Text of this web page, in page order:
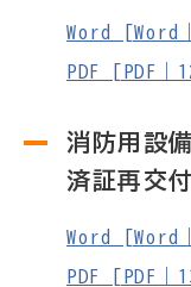
Word [Word
PDF [PDF｜
消防用設
済証再交
Word [Word
PDF [PDF｜